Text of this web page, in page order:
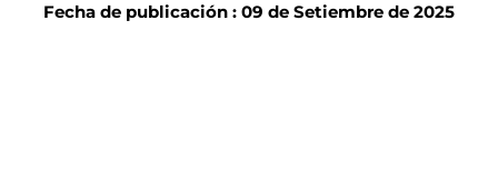
Fecha de publicación : 09 de Setiembre de 2025